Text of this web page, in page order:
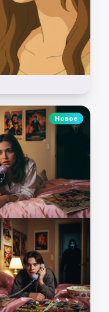
Новое